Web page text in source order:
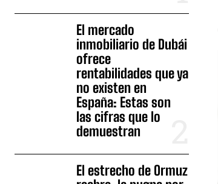
El mercado
inmobiliario de Dubái
ofrece
rentabilidades que ya
no existen en
España: Estas son
las cifras que lo
demuestran
El estrecho de Ormuz